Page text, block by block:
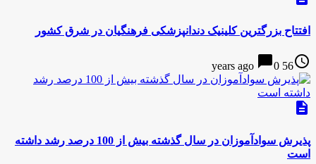
افتتاح بزرگترین کلینیک دندانپزشکی فرهنگیان در شرق کشور
access_time
56 years ago
chat_bubble0
description
پذیرش سوادآموزان در سال گذشته بیش از 100 درصد رشد داشته
است